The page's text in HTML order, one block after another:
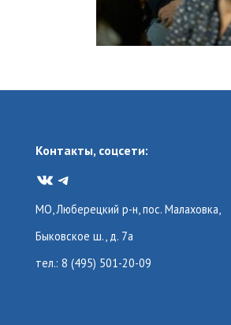
Контакты, соцсети:
VKTelegram
МО, Люберецкий р-н, пос. Малаховка,
Быковское ш., д. 7а
тел.: 8 (495) 501-20-09